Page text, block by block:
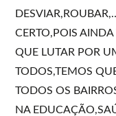
CERTO,POIS
QUE LUTAR POR
TODOS,TEMOS
TODOS OS
NA